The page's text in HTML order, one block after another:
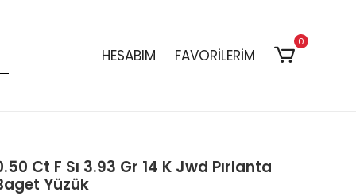
HESABIM FAVORİLERİM
0
Ct F Sı 3.93 Gr 14 K Jwd Pırlanta
Yüzük